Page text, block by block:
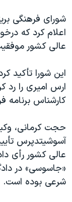
اسرائیل در جنگ
نرگس محمدی
صفحه‌های ویژه
سفر پرزیدنت
اعلام کرد که
عالی کشور
این شورا تأکید
ارس امیری را رد
کارشناس برنامه
حجت کرمانی،
آسوشیتدپرس
عالی کشور رأی
«جاسوسی» در
شرعی بوده است.